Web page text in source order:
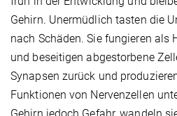
Gehirn. Unermüdlich tasten die
nach Schäden. Sie fungieren als
und beseitigen abgestorbene
Synapsen zurück und
Funktionen von Nervenzellen
Gehirn jedoch Gefahr, wandeln